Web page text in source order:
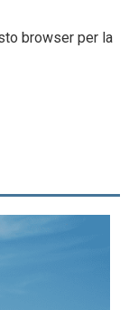
browser per la